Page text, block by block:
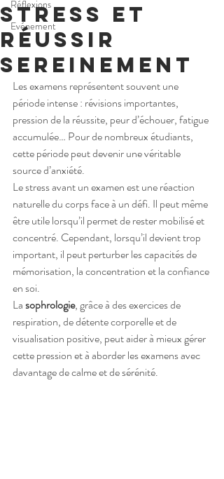
Réflexions
Evénement
stress et
réussir
sereinement
Les examens représentent souvent une
période intense : révisions importantes,
pression de la réussite, peur d’échouer, fatigue
accumulée… Pour de nombreux étudiants,
cette période peut devenir une véritable
source d’anxiété.
Le stress avant un examen est une réaction
naturelle du corps face à un défi. Il peut même
être utile lorsqu’il permet de rester mobilisé et
concentré. Cependant, lorsqu’il devient trop
important, il peut perturber les capacités de
mémorisation, la concentration et la confiance
en soi.
La sophrologie, grâce à des exercices de
respiration, de détente corporelle et de
visualisation positive, peut aider à mieux gérer
cette pression et à aborder les examens avec
davantage de calme et de sérénité.